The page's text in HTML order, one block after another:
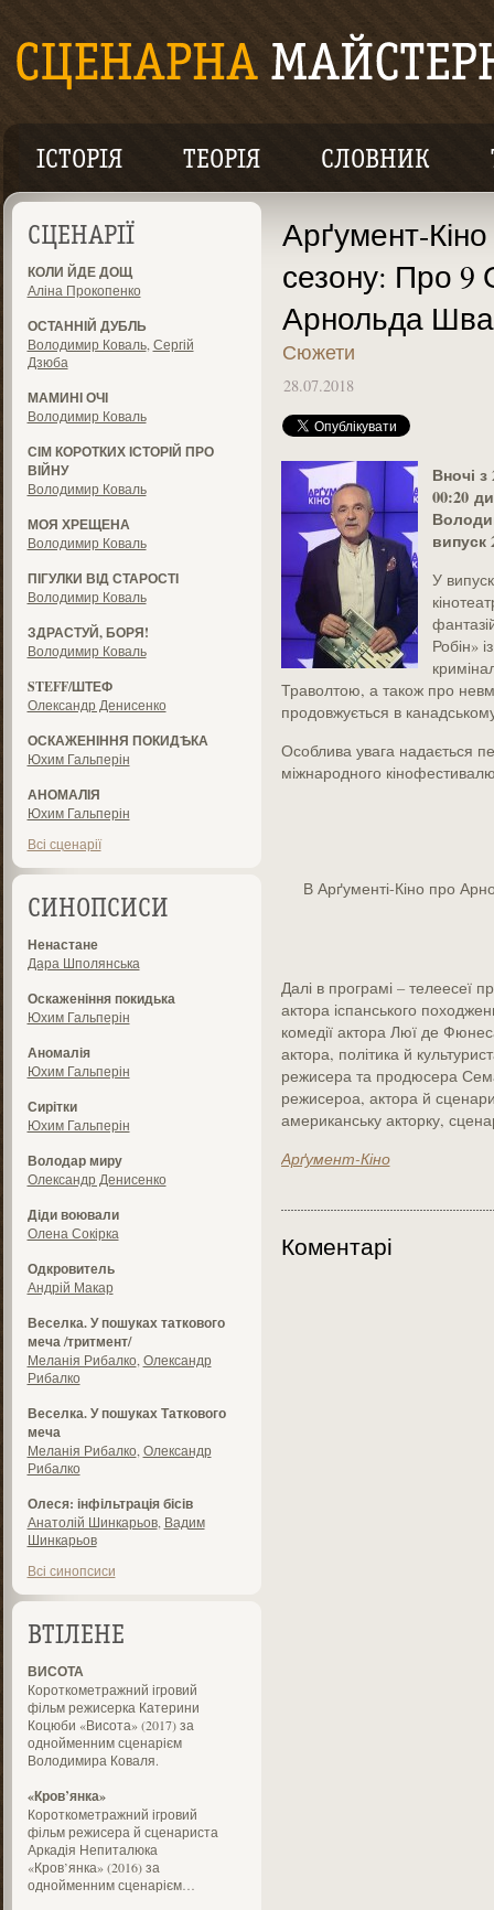
ІСТОРІЯ ТЕОРІЯ СЛОВНИК
СЦЕНАРІЇ
КОЛИ ЙДЕ ДОЩ
Аліна Прокопенко
ОСТАННІЙ ДУБЛЬ
Володимир Коваль, Сергій
Дзюба
МАМИНІ ОЧІ
Володимир Коваль
СІМ КОРОТКИХ ІСТОРІЙ ПРО
ВІЙНУ
Володимир Коваль
МОЯ ХРЕЩЕНА
Володимир Коваль
ПІГУЛКИ ВІД СТАРОСТІ
Володимир Коваль
ЗДРАСТУЙ, БОРЯ!
Володимир Коваль
STEFF/ШТЕФ
Олександр Денисенко
ОСКАЖЕНІННЯ ПОКИДѢКА
Юхим Гальперін
АНОМАЛІЯ
Юхим Гальперін
Всі сценарії
СИНОПСИСИ
Ненастане
Дара Шполянська
Оскаженіння покидька
Юхим Гальперін
Аномалія
Юхим Гальперін
Сирітки
Юхим Гальперін
Володар миру
Олександр Денисенко
Діди воювали
Олена Сокірка
Одкровитель
Андрій Макар
Веселка. У пошуках таткового
меча /тритмент/
Меланія Рибалко Олександр
Рибалко
Веселка. У пошуках Таткового
меча
Меланія Рибалко Олександр
Рибалко
Олеся: інфільтрація бісів
Анатолій Шинкарьов, Вадим
Шинкарьов
Всі синопсиси
ВТІЛЕНЕ
ВИСОТА
Короткометражний ігровий
фільм режисерка Катерини
Коцюби «Висота» (2017) за
однойменним сценарієм
Володимира Коваля.
«Кров’янка»
Короткометражний ігровий
фільм режисера й сценариста
Аркадія Непиталюка
«Кров’янка» (2016) за
однойменним сценарієм…
Арґумент-
сезону: Про
Арнольда
Сюжети
28.07.2018
Вночі з
00:20
випуск
У
Робін»
Траволтою, а також про
продовжується в
Особлива увага надається
міжнародного
В Арґументі-Кіно про
Далі в програмі – телеесеї
актора іспанського
комедії актора Люї де
актора, політика й
режисера та продюсера
режисероа, актора й
американську акторку,
Арґумент-Кіно
Коментарі